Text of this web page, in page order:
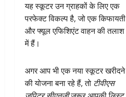
यह स्कूटर उन ग्राहकों के लिए एक
परफेक्ट विकल्प है, जो एक किफायती
और फ्यूल एफिशिएंट वाहन की तलाश
में हैं।
अगर आप भी एक नया स्कूटर खरीदने
की योजना बना रहे हैं, तो टीवीएस